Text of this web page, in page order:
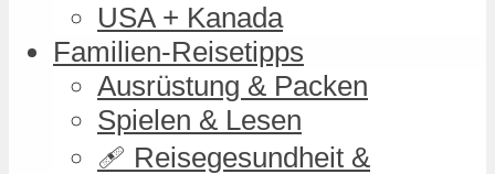
USA + Kanada
Familien-Reisetipps
Ausrüstung & Packen
Spielen & Lesen
🩹 Reisegesundheit &